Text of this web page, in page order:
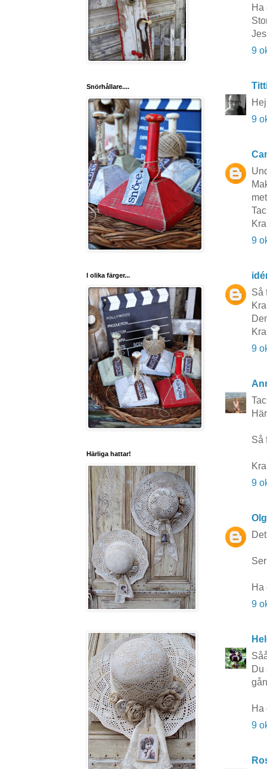
Ha
9
9
9
Så
9
Så
9
Ha
9
Du
Ha
9
Snörhållare....
I olika färger...
Härliga hattar!